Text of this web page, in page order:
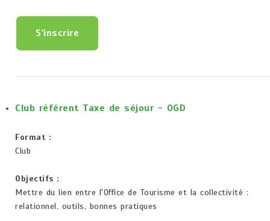
S'inscrire
Club référent Taxe de séjour - OGD
Format :
Club
Objectifs :
Mettre du lien entre l'Office de Tourisme et la collectivité :
relationnel, outils, bonnes pratiques